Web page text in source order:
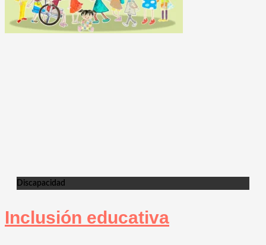
Discapacidad
Inclusión educativa